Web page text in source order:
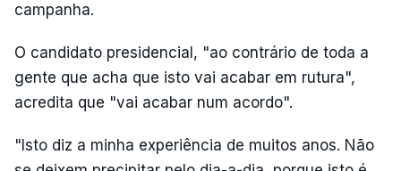
campanha.
O candidato presidencial, "ao contrário de toda a
gente que acha que isto vai acabar em rutura",
acredita que "vai acabar num acordo".
"Isto diz a minha experiência de muitos anos. Não